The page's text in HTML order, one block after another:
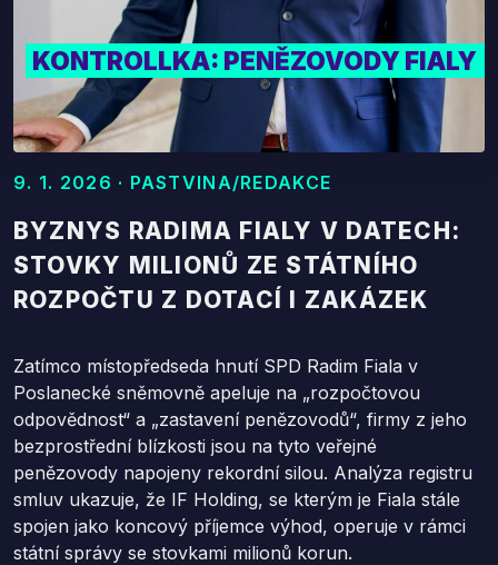
KONTROLLKA: PENĚZOVODY FIALY
9. 1. 2026 · PASTVINA/REDAKCE
BYZNYS RADIMA FIALY V DATECH:
STOVKY MILIONŮ ZE STÁTNÍHO
ROZPOČTU Z DOTACÍ I ZAKÁZEK
Zatímco místopředseda hnutí SPD Radim Fiala v
Poslanecké sněmovně apeluje na „rozpočtovou
odpovědnost“ a „zastavení penězovodů“, firmy z jeho
bezprostřední blízkosti jsou na tyto veřejné
penězovody napojeny rekordní silou. Analýza registru
smluv ukazuje, že IF Holding, se kterým je Fiala stále
spojen jako koncový příjemce výhod, operuje v rámci
státní správy se stovkami milionů korun.